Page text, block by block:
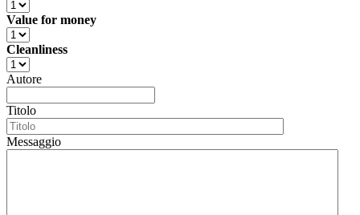
Value for money
Cleanliness
Autore
Titolo
Messaggio